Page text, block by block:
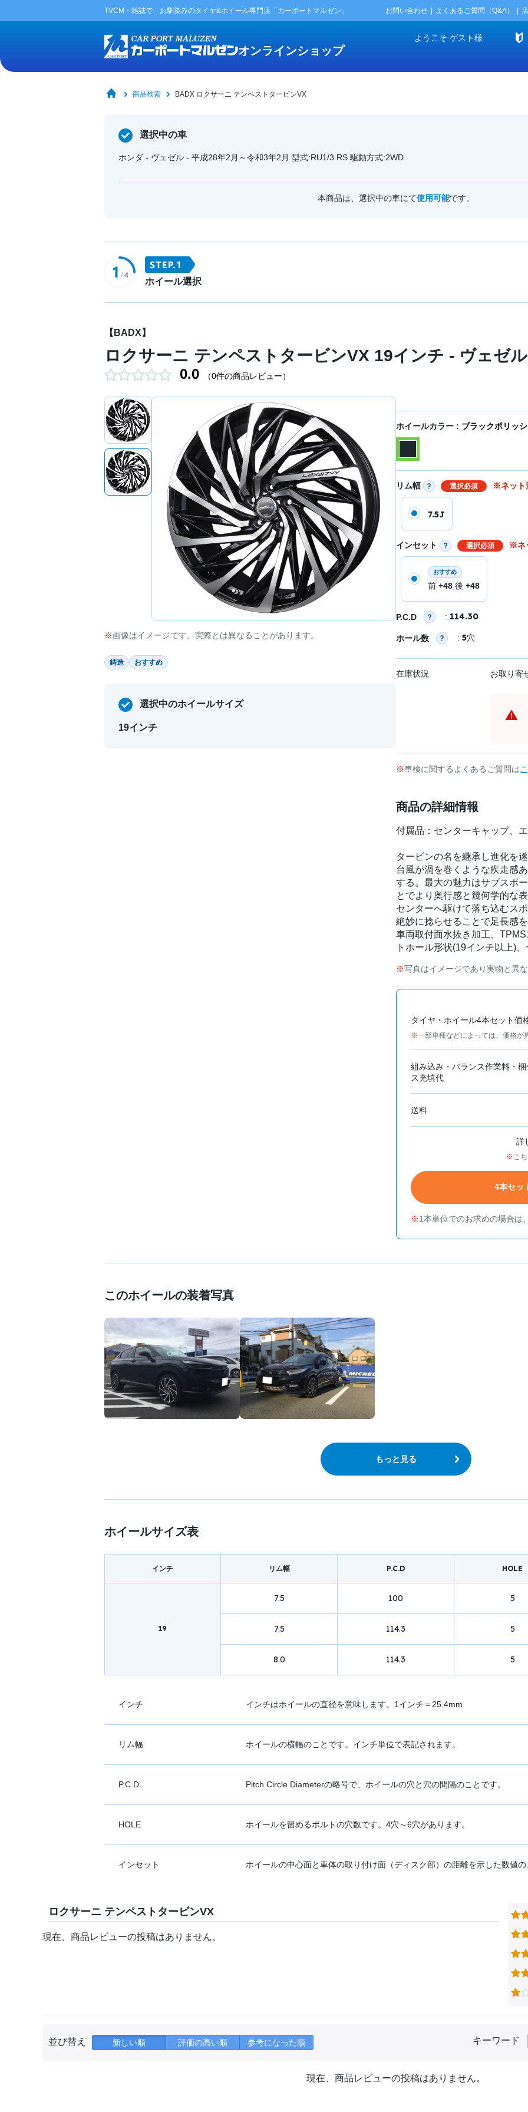
TVCM・雑誌で、お馴染みのタイヤ&ホイール専門店「カーポートマルゼン」 お問い合わせ よくあるご質問（Q&A）
オンラインショップ
ようこそ ゲスト様
商品検索 BADX ロクサーニ テンペストタービンVX
選択中の車
ホンダ - ヴェゼル - 平成28年2月～令和3年2月 型式:RU1/3 RS 駆動方式:2WD
本商品は、選択中の車にて使用可能です。
ホイール選択
【BADX】
ロクサーニ テンペストタービンVX 19インチ - ヴェゼ
0.0 （0件の商品レビュー）
画像はイメージです。実際とは異なることがあります。
鋳造 おすすめ
選択中のホイールサイズ
19インチ
ホイールカラー : ブラックポリッ
リム幅 選択必須 ※ネット
7.5J
インセット 選択必須 ※ネ
おすすめ
前 +48 後 +48
P.C.D : 114.30
ホール数 : 5穴
在庫状況 お取り寄
車検に関するよくあるご質問は
商品の詳細情報
付属品：センターキャップ、
タービンの名を継承し進化を
台風が渦を巻くような疾走感
する。最大の魅力はサブスポ
とでより奥行感と幾何学的な
センターへ駆けて落ち込むス
絶妙に捻らせることで足長感を
車両取付面水抜き加工、
トホール形状(19インチ以上)
写真はイメージであり実物と異
タイヤ・ホイール4本セット価
一部車種などによっては、価格が
組み込み・バランス作業料・
ス充填代
送料
詳
こ
4本セッ
1本単位でのお求めの場合は
このホイールの装着写真
もっと見る
ホイールサイズ表
インチ リム幅 P.C.D HOLE
19
7.5 100 5
7.5 114.3 5
8.0 114.3 5
インチ インチはホイールの直径を意味します。1インチ＝25.4mm
リム幅 ホイールの横幅のことです。インチ単位で表記されます。
P.C.D. Pitch Circle Diameterの略号で、ホイールの穴と穴の間隔のことです。
HOLE ホイールを留めるボルトの穴数です。4穴～6穴があります。
インセット ホイールの中心面と車体の取り付け面（ディスク部）の距離を示した数値の
ロクサーニ テンペストタービンVX
現在、商品レビューの投稿はありません。
並び替え 新しい順 評価の高い順 参考になった順 キーワード
現在、商品レビューの投稿はありません。